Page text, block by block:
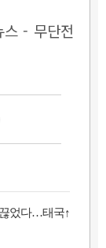
- 무단전
었다…태국↑